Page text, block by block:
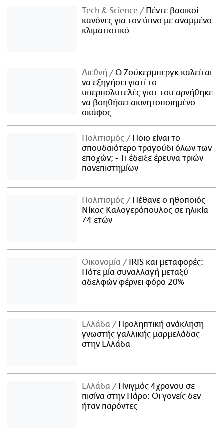
Τech & Science
Πέντε βασικοί
κανόνες για τον ύπνο με αναμμένο
κλιματιστικό
Διεθνή
Ο Ζούκερμπεργκ καλείται
να εξηγήσει γιατί το
υπερπολυτελές γιοτ του αρνήθηκε
να βοηθήσει ακινητοποιημένο
σκάφος
Πολιτισμός
Ποιο είναι το
σπουδαιότερο τραγούδι όλων των
εποχών; - Τι έδειξε έρευνα τριών
πανεπιστημίων
Πολιτισμός
Πέθανε ο ηθοποιός
Νίκος Καλογερόπουλος σε ηλικία
74 ετών
Οικονομία
IRIS και μεταφορές:
Πότε μία συναλλαγή μεταξύ
αδελφών φέρνει φόρο 20%
Ελλάδα
Προληπτική ανάκληση
γνωστής γαλλικής μαρμελάδας
στην Ελλάδα
Ελλάδα
Πνιγμός 4χρονου σε
πισίνα στην Πάρο: Οι γονείς δεν
ήταν παρόντες